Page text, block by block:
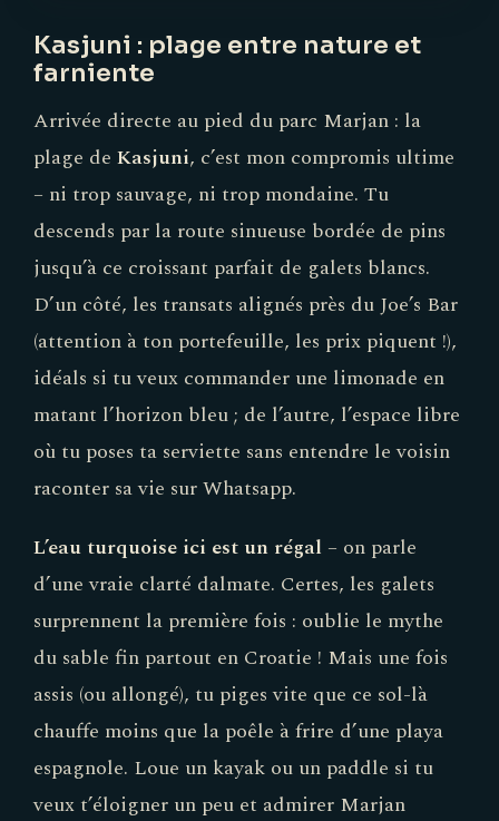
Kasjuni : plage entre nature et
farniente
Arrivée directe au pied du parc Marjan : la
plage de Kasjuni, c’est mon compromis ultime
– ni trop sauvage, ni trop mondaine. Tu
descends par la route sinueuse bordée de pins
jusqu’à ce croissant parfait de galets blancs.
D’un côté, les transats alignés près du Joe’s Bar
(attention à ton portefeuille, les prix piquent !),
idéals si tu veux commander une limonade en
matant l’horizon bleu ; de l’autre, l’espace libre
où tu poses ta serviette sans entendre le voisin
raconter sa vie sur Whatsapp.
L’eau turquoise ici est un régal – on parle
d’une vraie clarté dalmate. Certes, les galets
surprennent la première fois : oublie le mythe
du sable fin partout en Croatie ! Mais une fois
assis (ou allongé), tu piges vite que ce sol-là
chauffe moins que la poêle à frire d’une playa
espagnole. Loue un kayak ou un paddle si tu
veux t’éloigner un peu et admirer Marjan